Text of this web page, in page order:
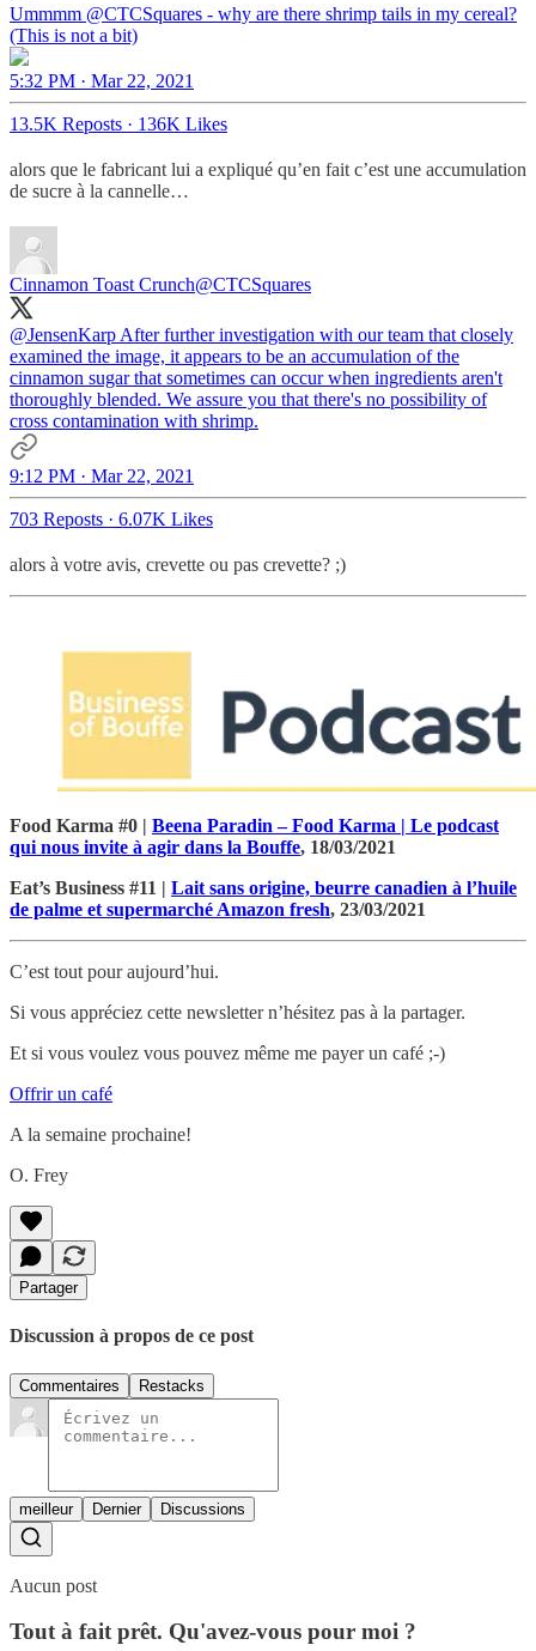
Ummmm @CTCSquares - why are there shrimp tails in my cereal?
(This is not a bit)
5:32 PM · Mar 22, 2021
13.5K Reposts · 136K Likes
alors que le fabricant lui a expliqué qu’en fait c’est une accumulation
de sucre à la cannelle…
Cinnamon Toast Crunch@CTCSquares
@JensenKarp After further investigation with our team that closely
examined the image, it appears to be an accumulation of the
cinnamon sugar that sometimes can occur when ingredients aren't
thoroughly blended. We assure you that there's no possibility of
cross contamination with shrimp.
9:12 PM · Mar 22, 2021
703 Reposts · 6.07K Likes
alors à votre avis, crevette ou pas crevette? ;)
Food Karma #0 | Beena Paradin – Food Karma | Le podcast
qui nous invite à agir dans la Bouffe, 18/03/2021
Eat’s Business #11 | Lait sans origine, beurre canadien à l’huile
de palme et supermarché Amazon fresh, 23/03/2021
C’est tout pour aujourd’hui.
Si vous appréciez cette newsletter n’hésitez pas à la partager.
Et si vous voulez vous pouvez même me payer un café ;-)
Offrir un café
A la semaine prochaine!
O. Frey
Partager
Discussion à propos de ce post
Commentaires Restacks
meilleur Dernier Discussions
Aucun post
Tout à fait prêt. Qu'avez-vous pour moi ?